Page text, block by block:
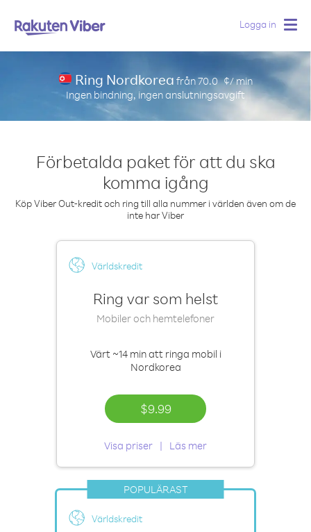
Logga in
Ring Nordkorea från70.0 ¢/ min
Ingen bindning, ingen anslutningsavgift
Förbetalda paket för att du ska
komma igång
Köp Viber Out-kredit och ring till alla nummer i världen även om de
inte har Viber
Världskredit
Ring var som helst
Mobiler och hemtelefoner
Värt ~14 minatt ringa mobil i
Nordkorea
$9.99
Visa priser Läs mer
POPULÄRAST
Världskredit